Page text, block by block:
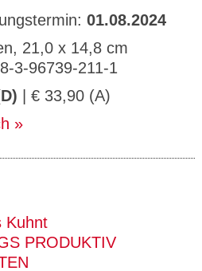
01.08.2024
21,0 x 14,8 cm
3-96739-211-1
| € 33,90 (A)
Kuhnt
PRODUKTIV